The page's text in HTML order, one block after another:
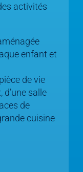
activités
enfant et
de vie
d’une salle
de
cuisine